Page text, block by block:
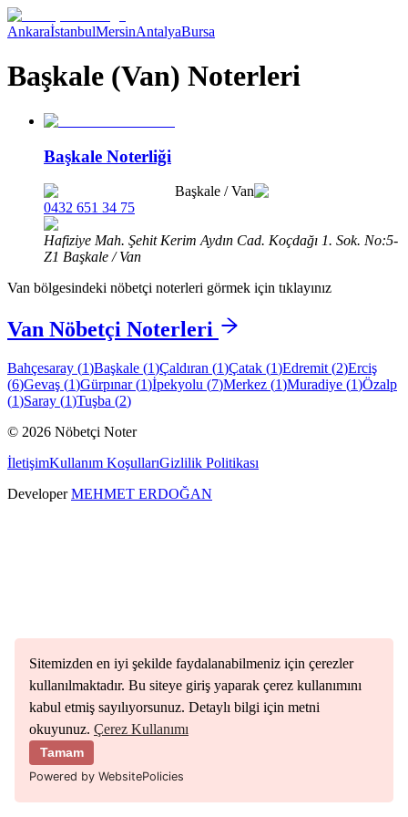
Sitemizden en iyi şekilde faydalanabilmeniz için çerezler
kullanılmaktadır. Bu siteye giriş yaparak çerez kullanımını
kabul etmiş sayılıyorsunuz. Detaylı bilgi için metni
okuyunuz. Çerez Kullanımı
Tamam
Powered by WebsitePolicies
AnkaraİstanbulMersinAntalyaBursa
Başkale (Van) Noterleri
Başkale Noterliği
Başkale /Van
0432 651 34 75
Hafiziye Mah. Şehit Kerim Aydın Cad. Koçdağı 1. Sok. No:5-
Z1 Başkale / Van
Van bölgesindeki nöbetçi noterleri görmek için tıklayınız
Van Nöbetçi Noterleri
Bahçesaray (1)Başkale (1)Çaldıran (1)Çatak (1)Edremit (2)Erciş
(6)Gevaş (1)Gürpınar(1)İpekyolu (7)Merkez (1)Muradiye (1)Özalp
(1)Saray (1)Tuşba (2)
© 2026 Nöbetçi Noter
İletişimKullanım KoşullarıGizlilik Politikası
DeveloperMEHMET ERDOĞAN